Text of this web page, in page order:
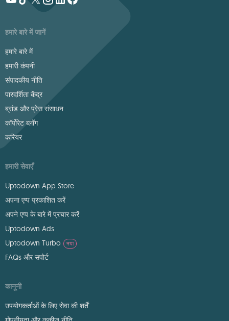
हमारे बारे में जानें
हमारे बारे में
हमारी कंपनी
संपादकीय नीति
पारदर्शिता केंद्र
ब्रांड और प्रेस संसाधन
कॉर्पोरेट ब्लॉग
करियर
हमारी सेवाएँ
Uptodown App Store
अपना एप्प प्रकाशित करें
अपने एप्प के बारे में प्रचार करें
Uptodown Ads
Uptodown Turbo
नया
FAQs और सपोर्ट
कानूनी
उपयोगकर्ताओं के लिए सेवा की शर्तें